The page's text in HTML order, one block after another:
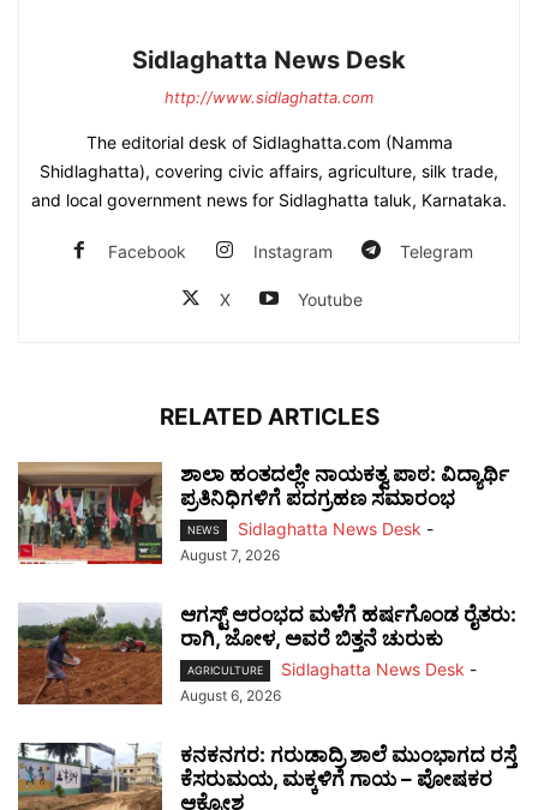
Sidlaghatta News Desk
http://www.sidlaghatta.com
The editorial desk of Sidlaghatta.com (Namma
Shidlaghatta), covering civic affairs, agriculture, silk trade,
and local government news for Sidlaghatta taluk, Karnataka.
Facebook Instagram Telegram
X Youtube
RELATED ARTICLES
ಶಾಲಾ ಹಂತದಲ್ಲೇ ನಾಯಕತ್ವ ಪಾಠ: ವಿದ್ಯಾರ್ಥಿ
ಪ್ರತಿನಿಧಿಗಳಿಗೆ ಪದಗ್ರಹಣ ಸಮಾರಂಭ
NEWS Sidlaghatta News Desk -
August 7, 2026
ಆಗಸ್ಟ್ ಆರಂಭದ ಮಳೆಗೆ ಹರ್ಷಗೊಂಡ ರೈತರು:
ರಾಗಿ, ಜೋಳ, ಅವರೆ ಬಿತ್ತನೆ ಚುರುಕು
AGRICULTURE Sidlaghatta News Desk -
August 6, 2026
ಕನಕನಗರ: ಗರುಡಾದ್ರಿ ಶಾಲೆ ಮುಂಭಾಗದ ರಸ್ತೆ
ಕೆಸರುಮಯ, ಮಕ್ಕಳಿಗೆ ಗಾಯ – ಪೋಷಕರ
ಆಕ್ರೋಶ